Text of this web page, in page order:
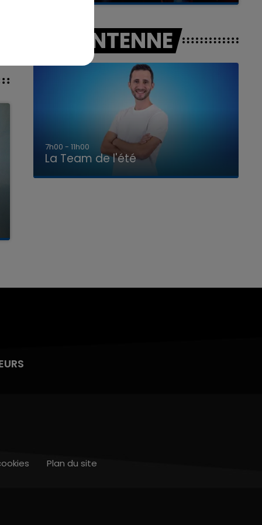
A L'ANTENNE
7h00 - 11h00
La Team de l'été
Plan du site